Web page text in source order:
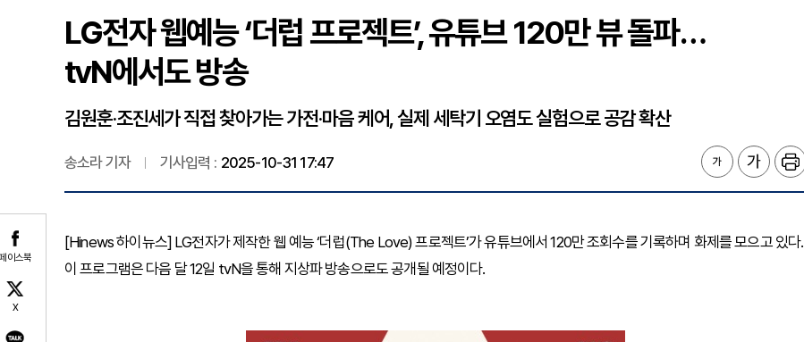
이스북
X
LG전자 웹예능 ‘더럽 프로젝트’, 유튜브 120만 뷰 돌파…
tvN에서도 방송
김원훈·조진세가 직접 찾아가는 가전·마음 케어, 실제 세탁기 오염도 실험으로 공감 확산
송소라 기자 기사입력 : 2025-10-31 17:47
[Hinews 하이뉴스] LG전자가 제작한 웹 예능 ‘더럽(The Love) 프로젝트’가 유튜브에서 120만 조회수를 기록하며 화제를 모으고 있다.
이 프로그램은 다음 달 12일 tvN을 통해 지상파 방송으로도 공개될 예정이다.